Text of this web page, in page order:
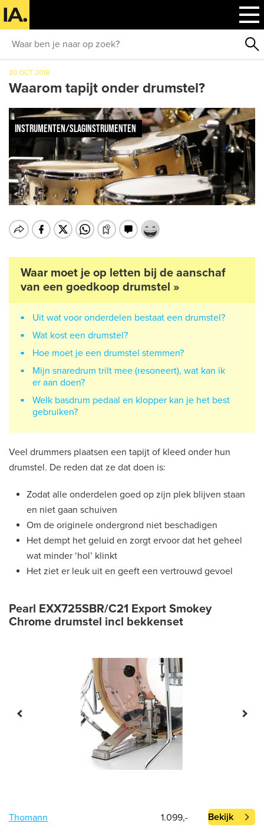
20 OCT 2018
Waarom tapijt onder drumstel?
INSTRUMENTEN/SLAGINSTRUMENTEN
Waar moet je op letten bij de aanschaf
van een goedkoop drumstel »
Uit wat voor onderdelen bestaat een drumstel?
Wat kost een drumstel?
Hoe moet je een drumstel stemmen?
Mijn snaredrum trilt mee (resoneert), wat kan ik
er aan doen?
Welk basdrum pedaal en klopper kan je het best
gebruiken?
Veel drummers plaatsen een tapijt of kleed onder hun
drumstel. De reden dat ze dat doen is:
Zodat alle onderdelen goed op zijn plek blijven staan
en niet gaan schuiven
Om de originele ondergrond niet beschadigen
Het dempt het geluid en zorgt ervoor dat het geheel
wat minder ‘hol’ klinkt
Het ziet er leuk uit en geeft een vertrouwd gevoel
Pearl EXX725SBR/C21 Export Smokey
Chrome drumstel incl bekkenset
Thomann 1.099,- Bekijk